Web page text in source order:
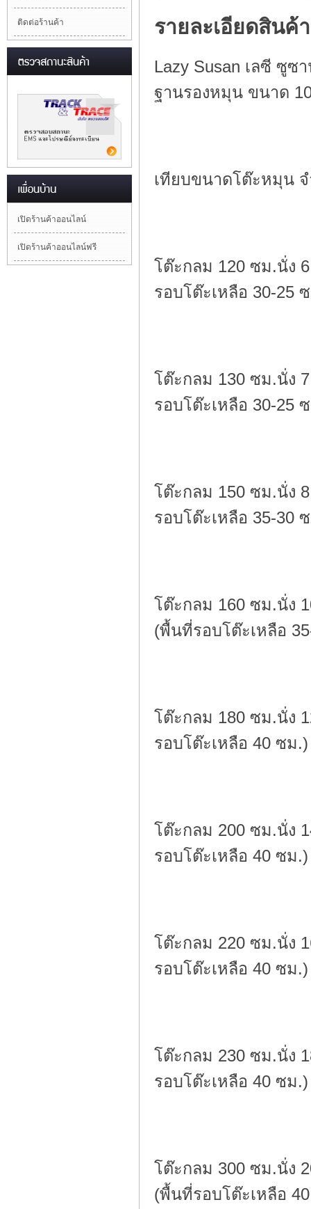
ติดต่อร้านค้า
เปิดร้านค้าออนไลน์
เปิดร้านค้าออนไลน์ฟรี
รายละเอียดสินค้า
Lazy Susan เลซี ซู
ฐานรองหมุน ขนาด
เทียบขนาดโต๊ะหมุน
โต๊ะกลม 120 ซม.นั่ง
รอบโต๊ะเหลือ 30-25
โต๊ะกลม 130 ซม.นั่ง
รอบโต๊ะเหลือ 30-25
โต๊ะกลม 150 ซม.นั่ง
รอบโต๊ะเหลือ 35-30
โต๊ะกลม 160 ซม.นั่ง
(พื้นที่รอบโต๊ะเหลือ
โต๊ะกลม 180 ซม.นั่ง
รอบโต๊ะเหลือ 40 ซม.)
โต๊ะกลม 200 ซม.นั่ง
รอบโต๊ะเหลือ 40 ซม.)
โต๊ะกลม 220 ซม.นั่ง
รอบโต๊ะเหลือ 40 ซม.)
โต๊ะกลม 230 ซม.นั่ง
รอบโต๊ะเหลือ 40 ซม.)
โต๊ะกลม 300 ซม.นั่ง
(พื้นที่รอบโต๊ะเหลือ